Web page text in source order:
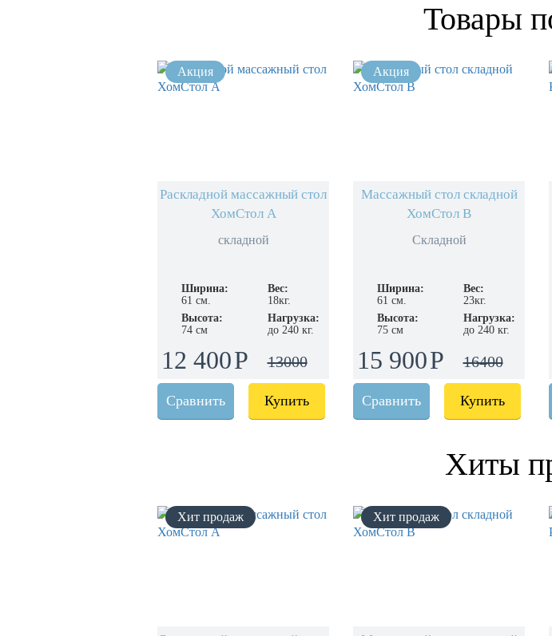
Товары
Раскладной массажный стол
ХомСтол А
складной
Ширина:
61 см.
Вес:
18кг.
Высота:
74 см
Нагрузка:
до 240 кг.
12 400 13000
Сравнить Купить
Массажный стол складной
ХомСтол B
Складной
Ширина:
61 см.
Вес:
23кг.
Высота:
75 см
Нагрузка:
до 240 кг.
15 900 16400
Сравнить Купить
Хиты